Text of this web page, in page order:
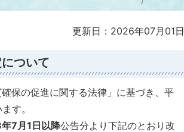
更新日：2026年07月01日
ついて
保の促進に関する法律」に基づき、平
す。
7月1日以降公告分より下記のとおり改